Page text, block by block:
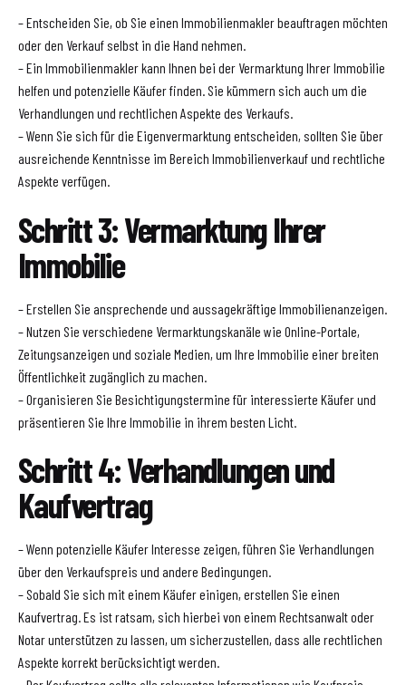
– Entscheiden Sie, ob Sie einen Immobilienmakler beauftragen möchten
oder den Verkauf selbst in die Hand nehmen.
– Ein Immobilienmakler kann Ihnen bei der Vermarktung Ihrer Immobilie
helfen und potenzielle Käufer finden. Sie kümmern sich auch um die
Verhandlungen und rechtlichen Aspekte des Verkaufs.
– Wenn Sie sich für die Eigenvermarktung entscheiden, sollten Sie über
ausreichende Kenntnisse im Bereich Immobilienverkauf und rechtliche
Aspekte verfügen.
Schritt 3: Vermarktung Ihrer
Immobilie
– Erstellen Sie ansprechende und aussagekräftige Immobilienanzeigen.
– Nutzen Sie verschiedene Vermarktungskanäle wie Online-Portale,
Zeitungsanzeigen und soziale Medien, um Ihre Immobilie einer breiten
Öffentlichkeit zugänglich zu machen.
– Organisieren Sie Besichtigungstermine für interessierte Käufer und
präsentieren Sie Ihre Immobilie in ihrem besten Licht.
Schritt 4: Verhandlungen und
Kaufvertrag
– Wenn potenzielle Käufer Interesse zeigen, führen Sie Verhandlungen
über den Verkaufspreis und andere Bedingungen.
– Sobald Sie sich mit einem Käufer einigen, erstellen Sie einen
Kaufvertrag. Es ist ratsam, sich hierbei von einem Rechtsanwalt oder
Notar unterstützen zu lassen, um sicherzustellen, dass alle rechtlichen
Aspekte korrekt berücksichtigt werden.